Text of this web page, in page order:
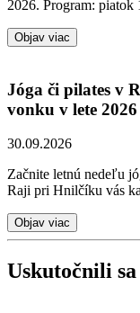
2026. Program: piatok
Objav viac
Jóga či pilates v
vonku v lete 2026
30.09.2026
Začnite letnú nedeľu
Raji pri Hnilčíku vás ka
Objav viac
Uskutočnili sa